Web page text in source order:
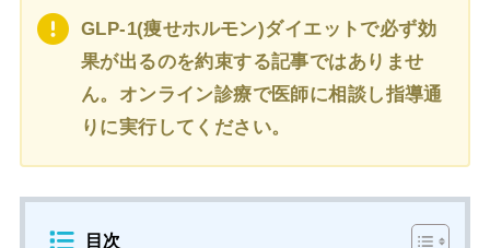
GLP-1(痩せホルモン)ダイエットで必ず効
果が出るのを約束する記事ではありませ
ん。オンライン診療で医師に相談し指導通
りに実行してください。
目次